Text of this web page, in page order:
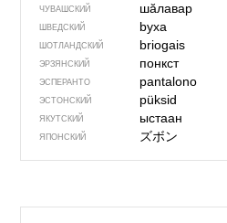
ЧУВАШСКИЙ шӑлавар
ШВЕДСКИЙ byxa
ШОТЛАНДСКИЙ briogais
ЭРЗЯНСКИЙ понкст
ЭСПЕРАНТО pantalono
ЭСТОНСКИЙ püksid
ЯКУТСКИЙ ыстаан
ЯПОНСКИЙ ズボン